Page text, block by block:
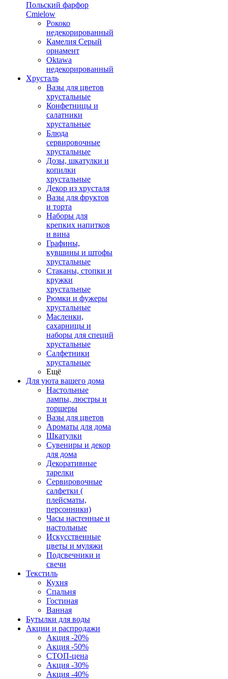
Польский фарфор
Сmielow
Рококо
недекорированный
Камелия Серый
орнамент
Oktawa
недекорированный
Хрусталь
Вазы для цветов
хрустальные
Конфетницы и
салатники
хрустальные
Блюда
сервировочные
хрустальные
Дозы, шкатулки и
копилки
хрустальные
Декор из хрусталя
Вазы для фруктов
и торта
Наборы для
крепких напитков
и вина
Графины,
кувшины и штофы
хрустальные
Стаканы, стопки и
кружки
хрустальные
Рюмки и фужеры
хрустальные
Масленки,
сахарницы и
наборы для специй
хрустальные
Салфетники
хрустальные
Ещё
Для уюта вашего дома
Настольные
лампы, люстры и
торшеры
Вазы для цветов
Ароматы для дома
Шкатулки
Сувениры и декор
для дома
Декоративные
тарелки
Сервировочные
салфетки (
плейсматы,
персонники)
Часы настенные и
настольные
Искусственные
цветы и муляжи
Подсвечники и
свечи
Текстиль
Кухня
Спальня
Гостиная
Ванная
Бутылки для воды
Акции и распродажи
Акция -20%
Акция -50%
СТОП-цена
Акция -30%
Акция -40%